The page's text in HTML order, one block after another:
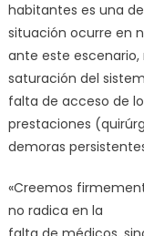
habitantes es una
situación ocurre en
ante este
saturación del
falta de acceso de
prestaciones
demoras
«Creemos
no radica en la